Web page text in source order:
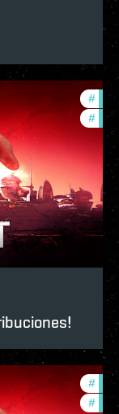
# in-
#
#
#